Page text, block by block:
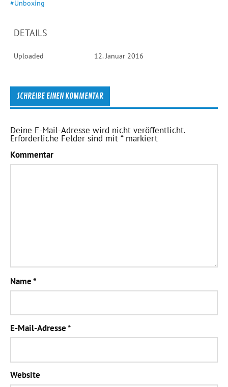
#Unboxing
DETAILS
Uploaded 12. Januar 2016
SCHREIBE EINEN KOMMENTAR
Deine E-Mail-Adresse wird nicht veröffentlicht.
Erforderliche Felder sind mit*markiert
Kommentar
Name*
E-Mail-Adresse*
Website